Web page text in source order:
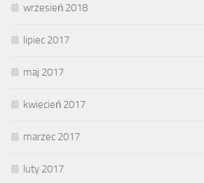
wrzesień 2018
lipiec 2017
maj 2017
kwiecień 2017
marzec 2017
luty 2017